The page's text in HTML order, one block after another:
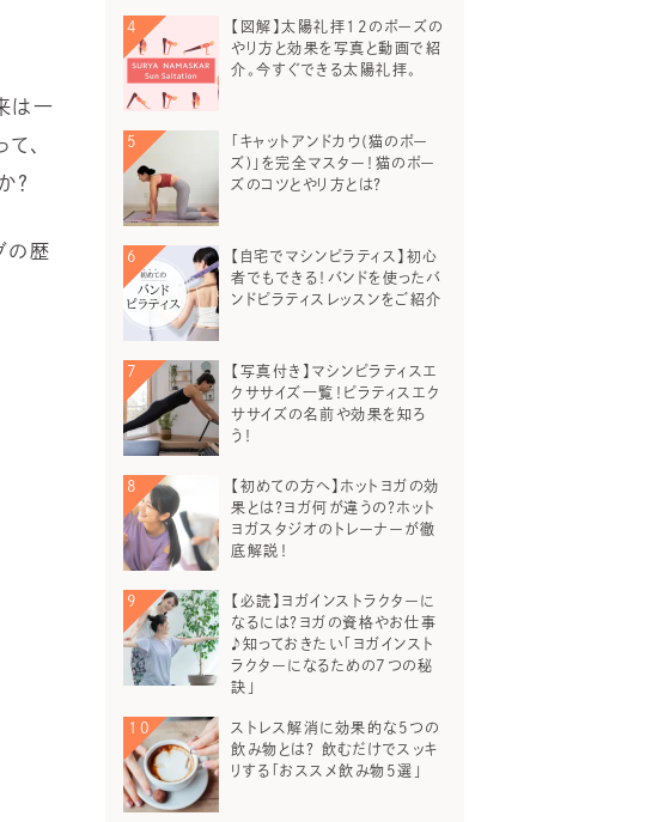
は一
、
？
の歴
【図解】太陽礼拝12のポーズの
やり方と効果を写真と動画で紹
介。今すぐできる太陽礼拝。
「キャットアンドカウ(猫のポー
ズ)」を完全マスター！猫のポー
ズのコツとやり方とは？
【自宅でマシンピラティス】初心
者でもできる！バンドを使ったバ
ンドピラティスレッスンをご紹介
【写真付き】マシンピラティスエ
クササイズ一覧！ピラティスエク
ササイズの名前や効果を知ろ
う！
【初めての方へ】ホットヨガの効
果とは？ヨガ何が違うの？ホット
ヨガスタジオのトレーナーが徹
底解説！
【必読】ヨガインストラクターに
なるには？ヨガの資格やお仕事
♪知っておきたい「ヨガインスト
ラクターになるための7つの秘
訣」
ストレス解消に効果的な5つの
飲み物とは？ 飲むだけでスッキ
リする「おススメ飲み物5選」